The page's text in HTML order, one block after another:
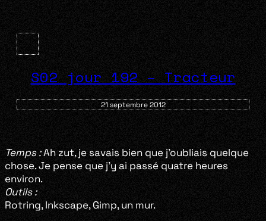
S02 jour 192 – Tracteur
21 septembre 2012
Temps :Ah zut, je savais bien que j’oubliais quelque
chose. Je pense que j’y ai passé quatre heures
environ.
Outils :
Rotring, Inkscape, Gimp, un mur.